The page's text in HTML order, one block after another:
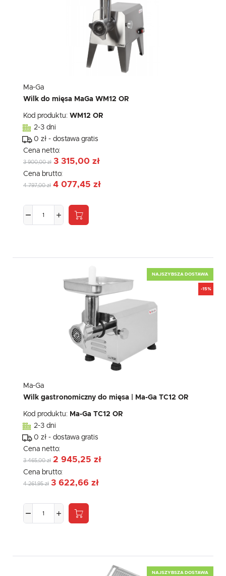
Ma-Ga
Wilk do mięsa MaGa WM12 OR
Kod produktu: WM12 OR
2-3 dni
0 zł - dostawa gratis
Cena netto:
3 900,00 zł 3 315,00 zł
Cena brutto:
4 797,00 zł 4 077,45 zł
NAJSZYBSZA DOSTAWA
-15%
Ma-Ga
Wilk gastronomiczny do mięsa | Ma-Ga TC12 OR
Kod produktu: Ma-Ga TC12 OR
2-3 dni
0 zł - dostawa gratis
Cena netto:
3 465,00 zł 2 945,25 zł
Cena brutto:
4 261,95 zł 3 622,66 zł
NAJSZYBSZA DOSTAWA